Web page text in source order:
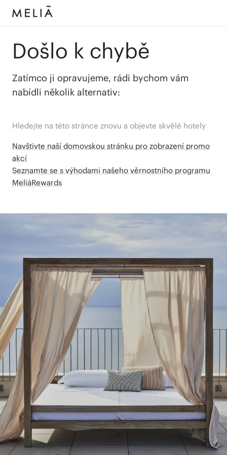
Došlo k chybě
Zatímco ji opravujeme, rádi bychom vám
nabídli několik alternativ:
Hledejte na této stránce znovu a objevte skvělé hotely
Navštivte naší domovskou stránku pro zobrazení promo
akcí
Seznamte se s výhodami našeho věrnostního programu
MeliáRewards